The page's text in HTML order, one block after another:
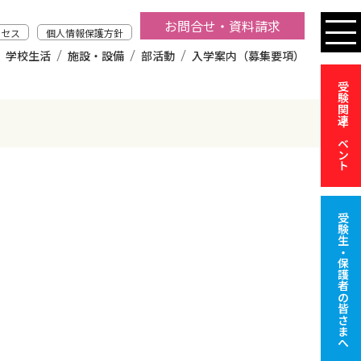
ス 個人情報保護方針 お問合せ・資料請求
学校生活 施設・設備 部活動 入学案内（募集要項）
受験関連イベント
受験生・保護者の皆さまへ